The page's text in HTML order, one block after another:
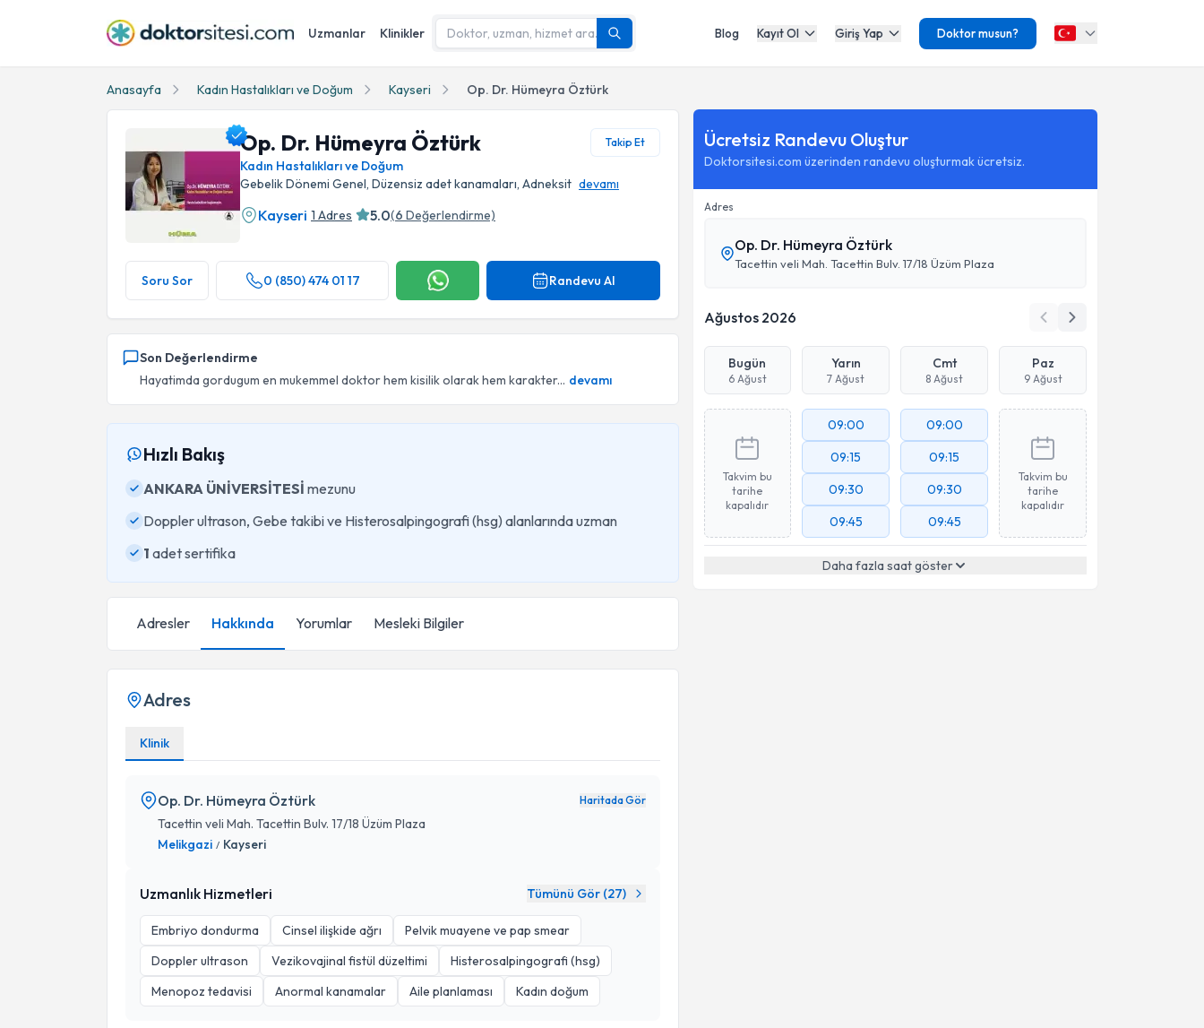
Uzmanlar Klinikler Blog Kayıt Ol Giriş Yap Doktor musun?
Anasayfa Kadın Hastalıkları ve Doğum Kayseri Op. Dr. Hümeyra Öztürk
Op. Dr. Hümeyra Öztürk Takip Et
Kadın Hastalıkları ve Doğum
Gebelik Dönemi Genel, Düzensiz adet kanamaları, Adneksit devamı
Kayseri 1 Adres 5.0(6 Değerlendirme)
Soru Sor 0 (850) 474 01 17 Randevu Al
Son Değerlendirme
Hayatimda gordugum en mukemmel doktor hem kisilik olarak hem karakter... devamı
Hızlı Bakış
ANKARA ÜNİVERSİTESİ mezunu
Doppler ultrason, Gebe takibi ve Histerosalpingografi (hsg) alanlarında uzman
1 adet sertifika
Adresler Hakkında Yorumlar Mesleki Bilgiler
Adres
Klinik
Op. Dr. Hümeyra Öztürk Haritada Gör
Tacettin veli Mah. Tacettin Bulv. 17/18 Üzüm Plaza
Melikgazi / Kayseri
Uzmanlık Hizmetleri Tümünü Gör (27)
Embriyo dondurma Cinsel ilişkide ağrı
Pelvik muayene ve pap smear
Doppler ultrason
Vezikovajinal fistül düzeltimi
Histerosalpingografi (hsg)
Menopoz tedavisi
Anormal kanamalar Aile planlaması Kadın doğum
Ücretsiz Randevu Oluştur
Doktorsitesi.com üzerinden randevu oluşturmak ücretsiz.
Adres
Op. Dr. Hümeyra Öztürk
Tacettin veli Mah. Tacettin Bulv. 17/18 Üzüm Plaza
Ağustos 2026
Bugün
6 Ağust
Yarın
7 Ağust
Cmt
8 Ağust
Paz
9 Ağust
Takvim bu
tarihe
kapalıdır
09:00
09:15
09:30
09:45
09:00
09:15
09:30
09:45
Takvim bu
tarihe
kapalıdır
Daha fazla saat göster